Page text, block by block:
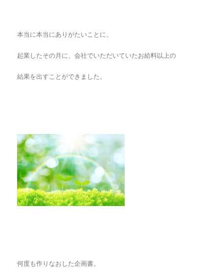
本当に本当にありがたいことに、
起業したその月に、会社でいただいていたお給料以上の
結果を出すことができました。
何度も作りなおした企画書。